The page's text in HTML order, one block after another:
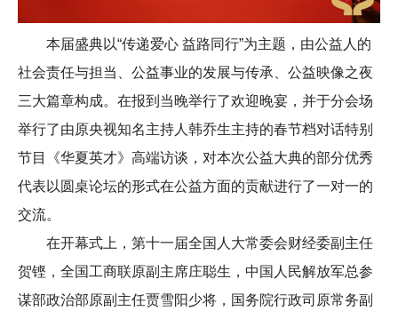
本届盛典以“传递爱心 益路同行”为主题，由公益人的
社会责任与担当、公益事业的发展与传承、公益映像之夜
三大篇章构成。在报到当晚举行了欢迎晚宴，并于分会场
举行了由原央视知名主持人韩乔生主持的春节档对话特别
节目《华夏英才》高端访谈，对本次公益大典的部分优秀
代表以圆桌论坛的形式在公益方面的贡献进行了一对一的
交流。
在开幕式上，第十一届全国人大常委会财经委副主任
贺铿，全国工商联原副主席庄聪生，中国人民解放军总参
谋部政治部原副主任贾雪阳少将，国务院行政司原常务副